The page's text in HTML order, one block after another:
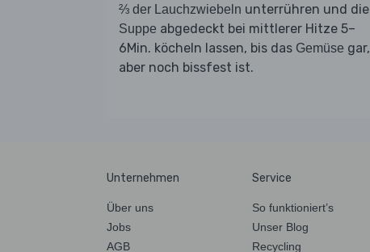
⅔ der Lauchzwiebeln unterrühren und die
Suppe abgedeckt bei mittlerer Hitze 5–
6Min. köcheln lassen, bis das Gemüse gar,
aber noch bissfest ist.
Unternehmen
Über uns
Jobs
AGB
Service
So funktioniert’s
Unser Blog
Recycling